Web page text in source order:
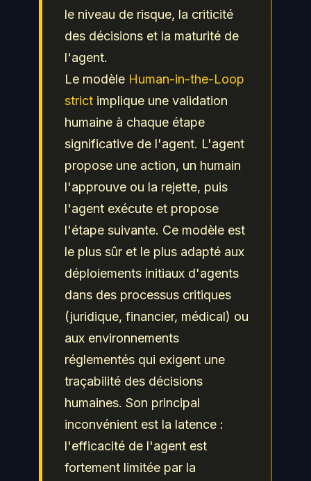
le niveau de risque, la criticité
des décisions et la maturité de
l'agent.
Le modèle Human-in-the-Loop
strict implique une validation
humaine à chaque étape
significative de l'agent. L'agent
propose une action, un humain
l'approuve ou la rejette, puis
l'agent exécute et propose
l'étape suivante. Ce modèle est
le plus sûr et le plus adapté aux
déploiements initiaux d'agents
dans des processus critiques
(juridique, financier, médical) ou
aux environnements
réglementés qui exigent une
traçabilité des décisions
humaines. Son principal
inconvénient est la latence :
l'efficacité de l'agent est
fortement limitée par la